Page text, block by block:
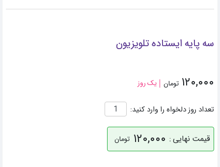
سه پایه ایستاده تلویزیون
۱۲۰,۰۰۰ تومان یک روز
تعداد روز دلخواه را وارد کنید:
قیمت نهایی : ۱۲۰,۰۰۰ تومان